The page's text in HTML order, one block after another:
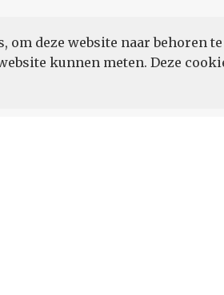
om deze website naar behoren
kunnen meten. Deze